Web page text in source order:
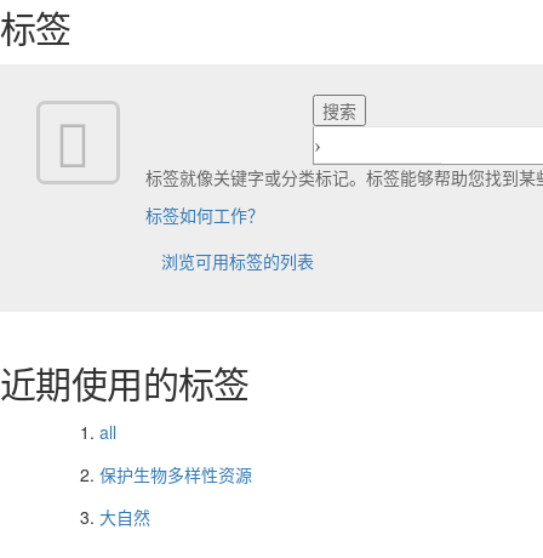
标签
标签就像关键字或分类标记。标签能够帮助您找到
标签如何工作？
浏览可用标签的列表
近期使用的标签
all
保护生物多样性资源
大自然